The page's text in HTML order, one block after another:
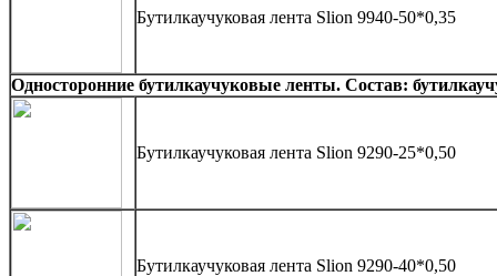
Бутилкаучуковая лента Slion 9940-50*0,35
Односторонние бутилкаучуковые ленты. Состав:
Бутилкаучуковая лента Slion 9290-25*0,50
Бутилкаучуковая лента Slion 9290-40*0,50